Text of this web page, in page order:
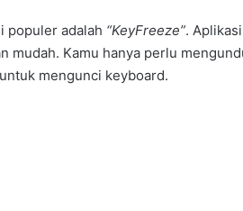
populer adalah “KeyFreeze”.
mudah. Kamu hanya perlu
mengunci keyboard.